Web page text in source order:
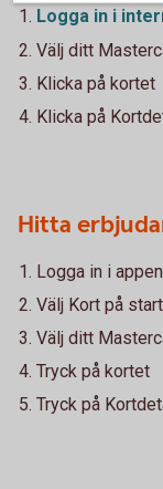
Logga in i
Välj ditt
Klicka på kortet
Klicka på
Hitta
Logga in i appen
Välj Kort på
Välj ditt
Tryck på kortet
Tryck på